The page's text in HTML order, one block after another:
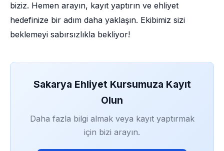
biziz. Hemen arayın, kayıt yaptırın ve ehliyet
hedefinize bir adım daha yaklaşın. Ekibimiz sizi
beklemeyi sabırsızlıkla bekliyor!
Sakarya Ehliyet Kursumuza Kayıt
Olun
Daha fazla bilgi almak veya kayıt yaptırmak
için bizi arayın.